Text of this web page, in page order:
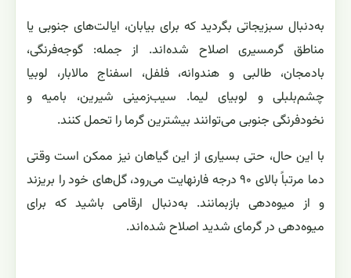
به‌دنبال سبزیجاتی بگردید که برای بیابان، ایالت‌های جنوبی یا
مناطق گرمسیری اصلاح شده‌اند. از جمله: گوجه‌فرنگی،
بادمجان، طالبی و هندوانه، فلفل، اسفناج مالابار، لوبیا
چشم‌بلبلی و لوبیای لیما. سیب‌زمینی شیرین، بامیه و
نخودفرنگی جنوبی می‌توانند بیشترین گرما را تحمل کنند.
با این حال، حتی بسیاری از این گیاهان نیز ممکن است وقتی
دما مرتباً بالای ۹۰ درجه فارنهایت می‌رود، گل‌های خود را بریزند
و از میوه‌دهی بازبمانند. به‌دنبال ارقامی باشید که برای
میوه‌دهی در گرمای شدید اصلاح شده‌اند.